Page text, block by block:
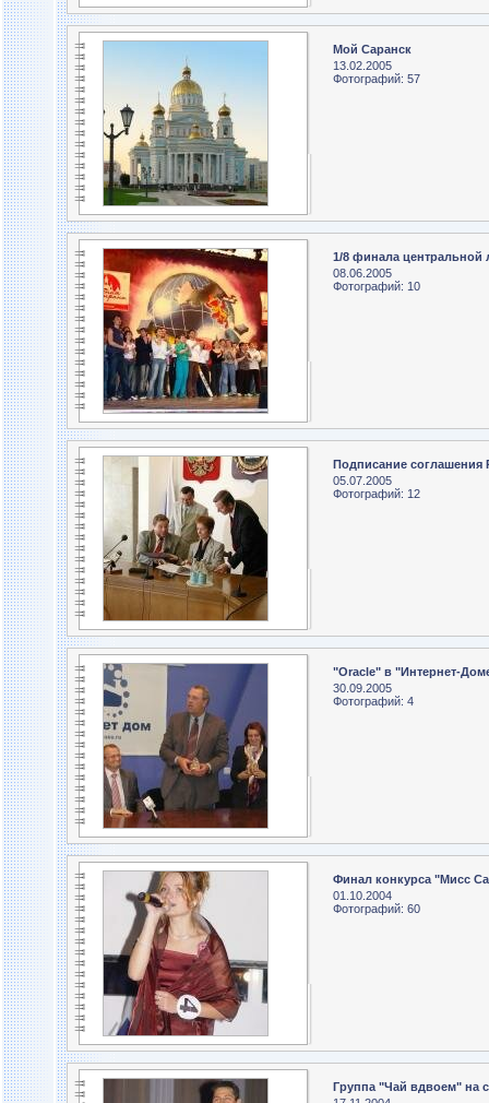
Мой Саранск
13.02.2005
Фотографий: 57
1/8 финала
08.06.2005
Фотографий: 10
Подписание
05.07.2005
Фотографий: 12
"Oracle" в "Интернет-
30.09.2005
Фотографий: 4
Финал конкурса "Мисс
01.10.2004
Фотографий: 60
Группа "Чай вдвоем" на